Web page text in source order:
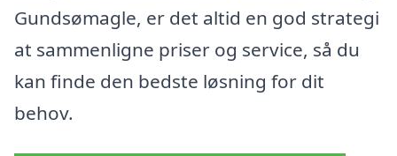
Gundsømagle, er det altid en god strategi
at sammenligne priser og service, så du
kan finde den bedste løsning for dit
behov.